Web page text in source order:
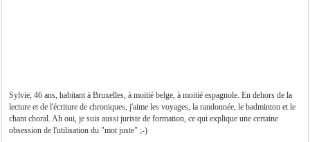
Sylvie, 46 ans, habitant à Bruxelles, à moitié belge, à moitié espagnole. En dehors de la
lecture et de l'écriture de chroniques, j'aime les voyages, la randonnée, le badminton et le
chant choral. Ah oui, je suis aussi juriste de formation, ce qui explique une certaine
obsession de l'utilisation du "mot juste" ;-)